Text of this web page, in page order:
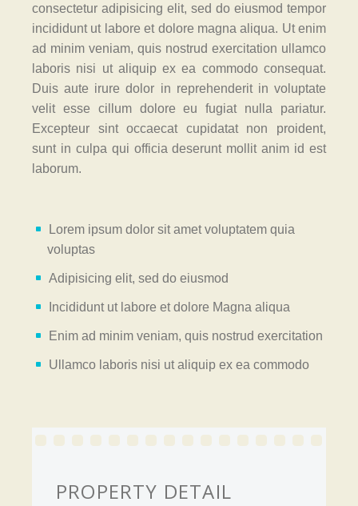
consectetur adipisicing elit, sed do eiusmod tempor
incididunt ut labore et dolore magna aliqua. Ut enim
ad minim veniam, quis nostrud exercitation ullamco
laboris nisi ut aliquip ex ea commodo consequat.
Duis aute irure dolor in reprehenderit in voluptate
velit esse cillum dolore eu fugiat nulla pariatur.
Excepteur sint occaecat cupidatat non proident,
sunt in culpa qui officia deserunt mollit anim id est
laborum.
Lorem ipsum dolor sit amet voluptatem quia
voluptas
Adipisicing elit, sed do eiusmod
Incididunt ut labore et dolore Magna aliqua
Enim ad minim veniam, quis nostrud exercitation
Ullamco laboris nisi ut aliquip ex ea commodo
PROPERTY DETAIL